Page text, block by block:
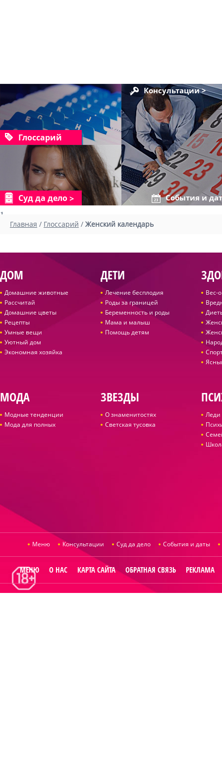
Глоссарий
Суд да дело
Консультации >
События и
1
Главная / Глоссарий / Женский календарь
ДОМ
Домашние животные
Рассчитай
Домашние цветы
Рецепты
Умные вещи
Уютный дом
Экономная хозяйка
ДЕТИ
Лечение бесплодия
Роды за границей
Беременность и роды
Мама и малыш
Помощь детям
Вес-
МОДА
Модные тенденции
Мода для полных
ЗВЕЗДЫ
О знаменитостях
Светская тусовка
Леди
Меню Консультации Суд да дело События и даты
МЕНЮ О НАС КАРТА САЙТА ОБРАТНАЯ СВЯЗЬ РЕКЛАМА